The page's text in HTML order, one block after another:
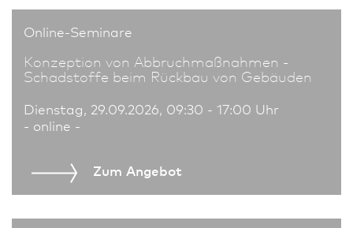
Online-Seminare
Konzeption von Abbruchmaßnahmen -
Schadstoffe beim Rückbau von Gebäuden
Dienstag, 29.09.2026, 09:30 - 17:00 Uhr
- online -
Zum An­ge­bot